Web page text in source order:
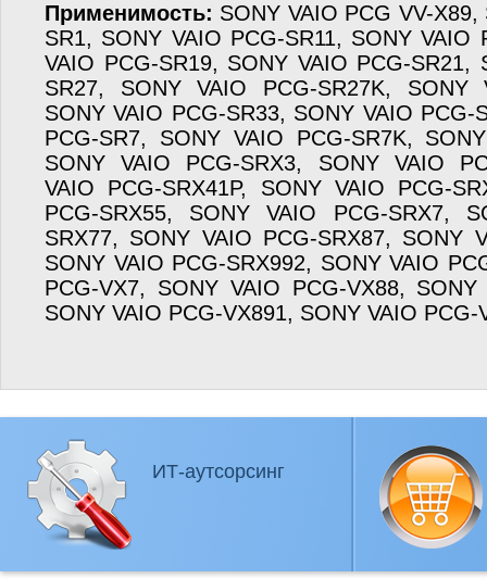
Применимость: SONY VAIO PCG VV-
SR1, SONY VAIO PCG-SR11, SONY VAIO
VAIO PCG-SR19, SONY VAIO PCG-SR21,
SR27, SONY VAIO PCG-SR27K, SONY
SONY VAIO PCG-SR33, SONY VAIO PCG-
PCG-SR7, SONY VAIO PCG-SR7K,
SONY VAIO PCG-SRX3, SONY VAIO
VAIO PCG-SRX41P, SONY VAIO PCG-
PCG-SRX55, SONY VAIO PCG-SRX7,
SRX77, SONY VAIO PCG-SRX87, SONY
SONY VAIO PCG-SRX992, SONY VAIO
PCG-VX7, SONY VAIO PCG-VX88, SONY
SONY VAIO PCG-VX891, SONY VAIO PCG-
ИТ-аутсорсинг